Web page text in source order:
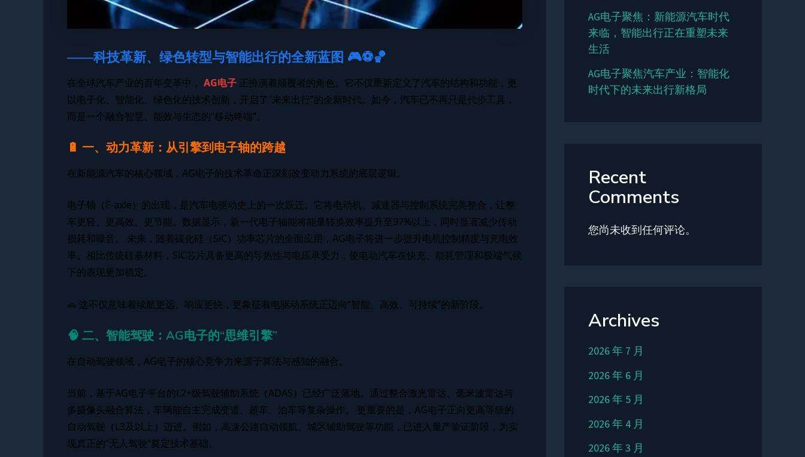
——科技革新、绿色转型与智能出行的全新蓝图 🎮⚽️🏀
在全球汽车产业的百年变革中， AG电子 正扮演着颠覆者的角色。它不仅重新定义了汽车的结构和功能，更
以电子化、智能化、绿色化的技术创新，开启了“未来出行”的全新时代。如今，汽车已不再只是代步工具，
而是一个融合智慧、能效与生态的“移动终端”。
🔋 一、动力革新：从引擎到电子轴的跨越
在新能源汽车的核心领域，AG电子的技术革命正深刻改变动力系统的底层逻辑。
电子轴（E-axle）的出现，是汽车电驱动史上的一次跃迁。它将电动机、减速器与控制系统完美整合，让整
车更轻、更高效、更节能。数据显示，新一代电子轴能将能量转换效率提升至97%以上，同时显著减少传动
损耗和噪音。 未来，随着碳化硅（SiC）功率芯片的全面应用，AG电子将进一步提升电机控制精度与充电效
率。相比传统硅基材料，SiC芯片具备更高的导热性与电压承受力，使电动汽车在快充、能耗管理和极端气候
下的表现更加稳定。
🚗 这不仅意味着续航更远、响应更快，更象征着电驱动系统正迈向“智能、高效、可持续”的新阶段。
🧠 二、智能驾驶：AG电子的“思维引擎”
在自动驾驶领域，AG电子的核心竞争力来源于算法与感知的融合。
当前，基于AG电子平台的L2+级驾驶辅助系统（ADAS）已经广泛落地。通过整合激光雷达、毫米波雷达与
多摄像头融合算法，车辆能自主完成变道、超车、泊车等复杂操作。 更重要的是，AG电子正向更高等级的
自动驾驶（L3及以上）迈进。例如，高速公路自动领航、城区辅助驾驶等功能，已进入量产验证阶段，为实
现真正的“无人驾驶”奠定技术基础。
AG电子聚焦：新能源汽车时代
来临，智能出行正在重塑未来
生活
AG电子聚焦汽车产业：智能化
时代下的未来出行新格局
Recent
Comments
您尚未收到任何评论。
Archives
2026 年 7 月
2026 年 6 月
2026 年 5 月
2026 年 4 月
2026 年 3 月